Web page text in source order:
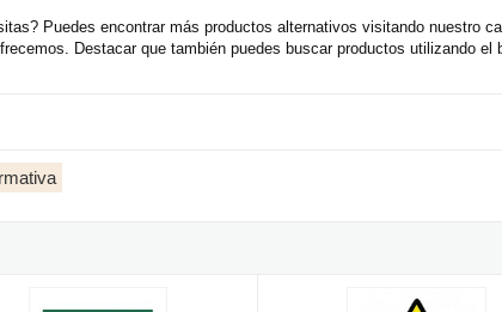
Puedes encontrar más productos alternativos visitando nuestro
Destacar que también puedes buscar productos utilizando el